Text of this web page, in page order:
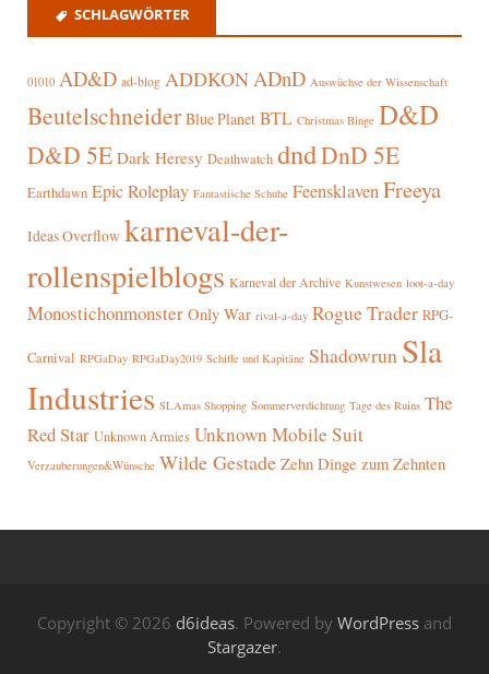
SCHLAGWÖRTER
01010 AD&D ad-blog ADDKONADnD Auswüchse der Wissenschaft
Beutelschneider Blue Planet BTL Christmas Binge D&D
D&D 5E Dark Heresy Deathwatch dndDnD 5E
Earthdawn Epic Roleplay Fantastische Schuhe FeensklavenFreeya
Ideas Overflow karneval-der-
rollenspielblogs Karneval der Archive Kunstwesen loot-a-day
Monostichonmonster Only War rival-a-day Rogue Trader RPG-
Carnival RPGaDay RPGaDay2019 Schiffe und Kapitäne Shadowrun Sla
Industries SLAmas Shopping Sommerverdichtung Tage des Ruins The
Red Star Unknown Armies Unknown Mobile Suit
Verzauberungen&Wünsche Wilde Gestade Zehn Dinge zum Zehnten
Copyright © 2026 d6ideas. Powered by WordPress and
Stargazer.